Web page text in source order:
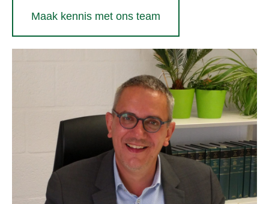
Maak kennis met ons team